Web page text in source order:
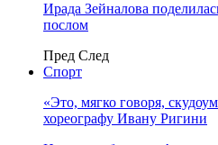
Ирада Зейналова
послом
Пред След
Спорт
«Это, мягко говоря,
хореографу Ивану Ригини